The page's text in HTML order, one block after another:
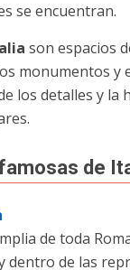
se encuentran.
son espacios
monumentos y
los detalles y la
de
de toda
dentro de las